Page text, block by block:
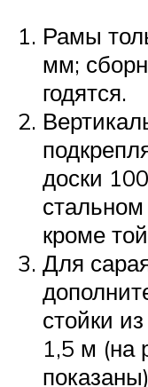
Рамы
мм;
годятся.
доски
стальном
кроме
Для
стойки
1,5 м (на